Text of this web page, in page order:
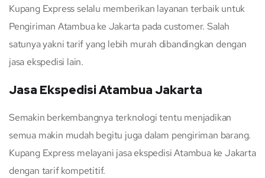
Kupang Express selalu memberikan layanan terbaik untuk
Pengiriman Atambua ke Jakarta pada customer. Salah
satunya yakni tarif yang lebih murah dibandingkan dengan
jasa ekspedisi lain.
Jasa Ekspedisi Atambua Jakarta
Semakin berkembangnya terknologi tentu menjadikan
semua makin mudah begitu juga dalam pengiriman barang.
Kupang Express melayani jasa ekspedisi Atambua ke Jakarta
dengan tarif kompetitif.